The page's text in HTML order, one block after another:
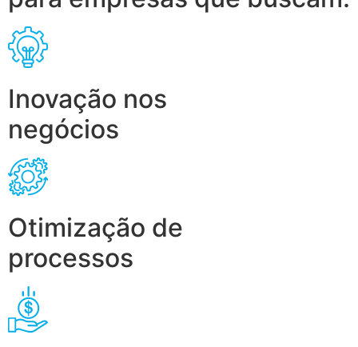
Inovação nos
negócios
Otimização de
processos